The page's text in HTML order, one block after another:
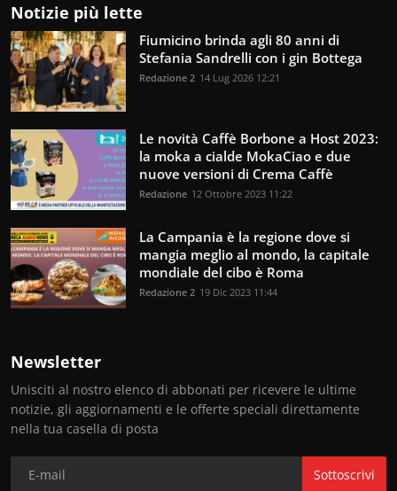
Notizie più lette
Fiumicino brinda agli 80 anni di
Stefania Sandrelli con i gin Bottega
Redazione 2 14 Lug 2026 12:21
Le novità Caffè Borbone a Host 2023:
la moka a cialde MokaCiao e due
nuove versioni di Crema Caffè
Redazione 12 Ottobre 2023 11:22
La Campania è la regione dove si
mangia meglio al mondo, la capitale
mondiale del cibo è Roma
Redazione 2 19 Dic 2023 11:44
Newsletter
Unisciti al nostro elenco di abbonati per ricevere le ultime
notizie, gli aggiornamenti e le offerte speciali direttamente
nella tua casella di posta
Sottoscrivi